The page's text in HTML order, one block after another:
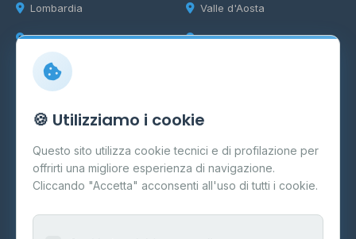
Lombardia
Marche
Valle d'Aosta
Veneto
Info
Cos'è il GPL
FAQ
Contatti
🍪 Utilizziamo i cookie
Questo sito utilizza cookie tecnici e di profilazione per
offrirti una migliore esperienza di navigazione.
Cliccando "Accetta" acconsenti all'uso di tutti i cookie.